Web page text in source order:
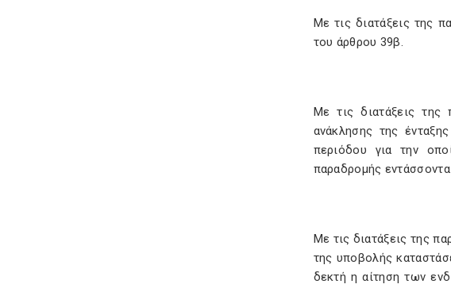
Με τις διατάξεις της
του άρθρου 39β.
Με τις διατάξεις της
ανάκλησης της
περιόδου για την
παραδρομής
Με τις διατάξεις της
της υποβολής
δεκτή η αίτηση των